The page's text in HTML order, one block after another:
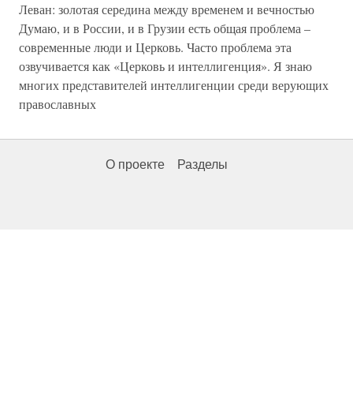
Леван: золотая середина между временем и вечностью
Думаю, и в России, и в Грузии есть общая проблема –
современные люди и Церковь. Часто проблема эта
озвучивается как «Церковь и интеллигенция». Я знаю
многих представителей интеллигенции среди верующих
православных
О проекте Разделы